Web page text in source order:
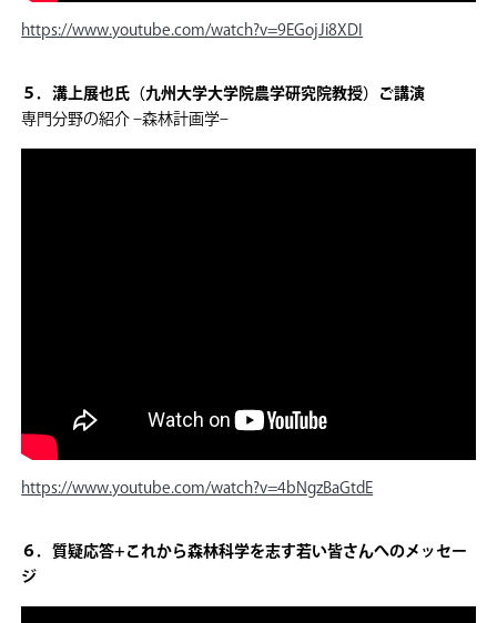
https://www.youtube.com/watch?v=9EGojJi8XDI
５．溝上展也氏（九州大学大学院農学研究院教授）ご講演
専門分野の紹介 –森林計画学–
https://www.youtube.com/watch?v=4bNgzBaGtdE
６．質疑応答+これから森林科学を志す若い皆さんへのメッセー
ジ